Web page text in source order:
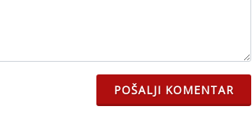
POŠALJI KOMENTAR